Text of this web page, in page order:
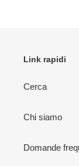
Link rapidi
Cerca
Chi siamo
Domande